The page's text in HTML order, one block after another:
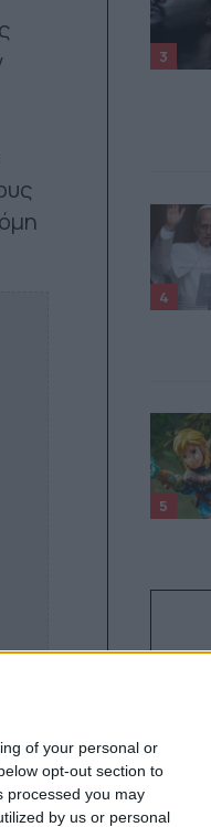
of your personal or
opt-out section to
processed you may
by us or personal
3
4
5